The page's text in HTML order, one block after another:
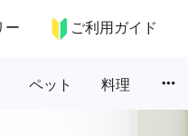
ー ご利用ガイド
ペット 料理 more_horiz